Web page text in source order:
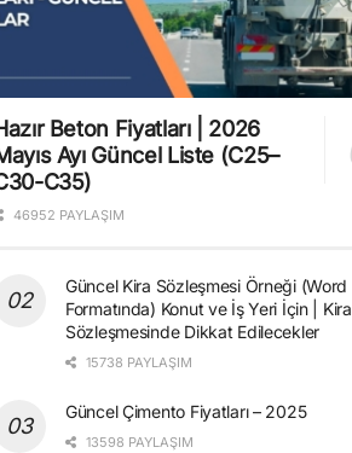
Beton Fiyatları | 2026
Ayı Güncel Liste (C25–
C35)
46952 PAYLAŞIM
Güncel Kira Sözleşmesi Örneği (Word
Formatında) Konut ve İş Yeri İçin | Kira
Sözleşmesinde Dikkat Edilecekler
15738 PAYLAŞIM
Güncel Çimento Fiyatları – 2025
13598 PAYLAŞIM